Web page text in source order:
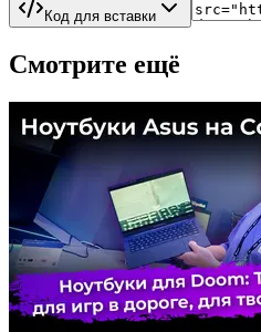
Код для вставки
Смотрите ещё